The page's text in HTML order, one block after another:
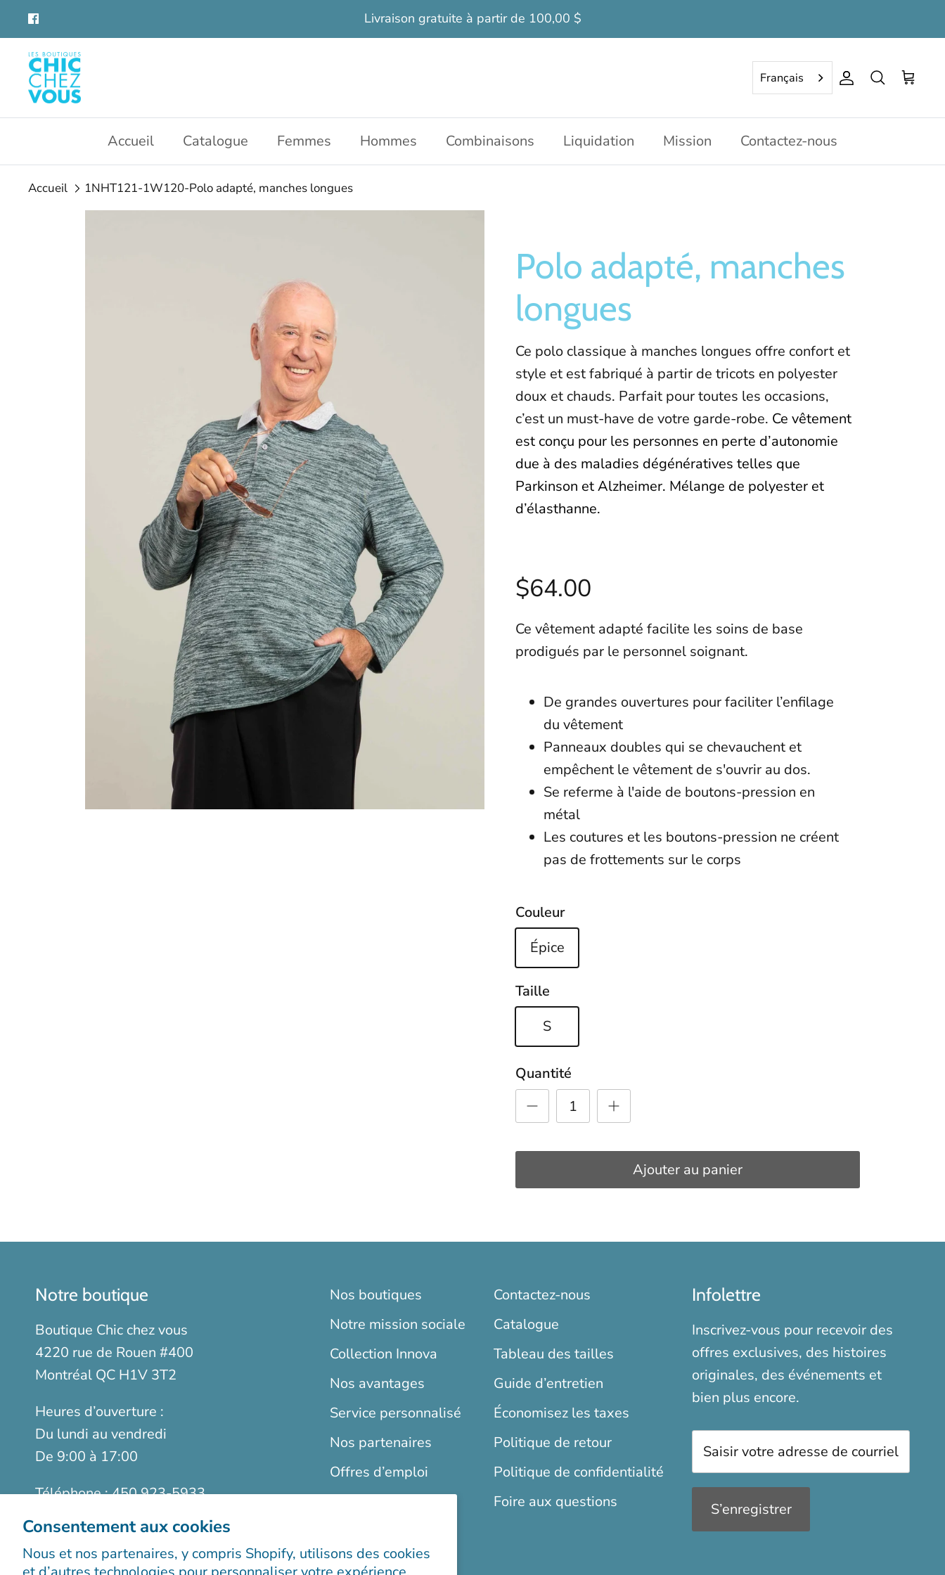
Consentement aux cookies
Nous et nos partenaires, y compris Shopify, utilisons des cookies
Aller
contenu
Livraison gratuite à partir de 100,00 $
Français Compte
Rechercher
Panier
Accueil Catalogue Femmes Hommes Combinaisons Liquidation Mission Contactez-nous
Accueil 1NHT121-1W120-Polo adapté, manches longues
Polo adapté, manches
longues
Ce polo classique à manches longues offre confort et
style et est fabriqué à partir de tricots en polyester
doux et chauds. Parfait pour toutes les occasions,
c’est un must-have de votre garde-robe. Ce vêtement
est conçu pour les personnes en perte d’autonomie
due à des maladies dégénératives telles que
Parkinson et Alzheimer. Mélange de polyester et
d’élasthanne.
$64.00
Ce vêtement adapté facilite les soins de base
prodigués par le personnel soignant.
De grandes ouvertures pour faciliter l’enfilage
du vêtement
Panneaux doubles qui se chevauchent et
empêchent le vêtement de s'ouvrir au dos.
Se referme à l'aide de boutons-pression en
métal
Les coutures et les boutons-pression ne créent
pas de frottements sur le corps
Couleur
Épice
Taille
S
Quantité
Ajouter au panier
Notre boutique
Boutique Chic chez vous
4220 rue de Rouen #400
Montréal QC H1V 3T2
Heures d’ouverture :
Du lundi au vendredi
De 9:00 à 17:00
Téléphone :450 923-5933
1-888-923-9366
Télécopieur :514 899-5952
Nos boutiques
Notre mission sociale
Collection Innova
Nos avantages
Service personnalisé
Nos partenaires
Offres d’emploi
Contactez-nous
Catalogue
Tableau des tailles
Guide d’entretien
Économisez les taxes
Politique de retour
Politique de confidentialité
Foire aux questions
Infolettre
Inscrivez-vous pour recevoir des
offres exclusives, des histoires
originales, des événements et
bien plus encore.
S’enregistrer